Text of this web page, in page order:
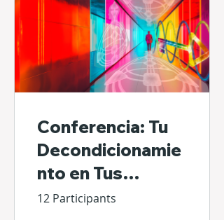
Conferencia: Tu
Decondicionamie
nto en Tus
Propias Manos
12 Participants